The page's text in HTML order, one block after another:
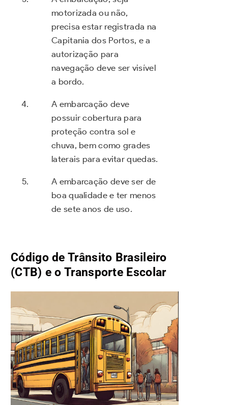
motorizada ou não,
precisa estar registrada na
Capitania dos Portos, e a
autorização para
navegação deve ser visível
a bordo.
A embarcação deve
possuir cobertura para
proteção contra sol e
chuva, bem como grades
laterais para evitar quedas.
A embarcação deve ser de
boa qualidade e ter menos
de sete anos de uso.
Código de Trânsito Brasileiro
(CTB) e o Transporte Escolar